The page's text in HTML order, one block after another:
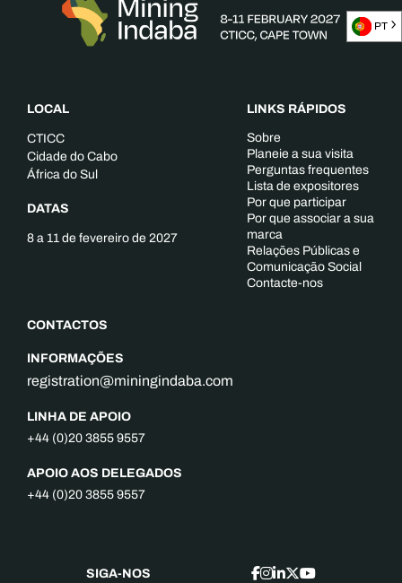
LOCAL
CTICC
Cidade do Cabo
África do Sul
DATAS
8 a 11 de fevereiro de 2027
CONTACTOS
INFORMAÇÕES
registration@miningindaba.com
LINHA DE APOIO
+44 (0)20 3855 9557
APOIO AOS DELEGADOS
+44 (0)20 3855 9557
LINKS RÁPIDOS
Sobre
Planeie a sua visita
Perguntas frequentes
Lista de expositores
Por que participar
Por que associar a sua
marca
Relações Públicas e
Comunicação Social
Contacte-nos
SIGA-NOS
PT